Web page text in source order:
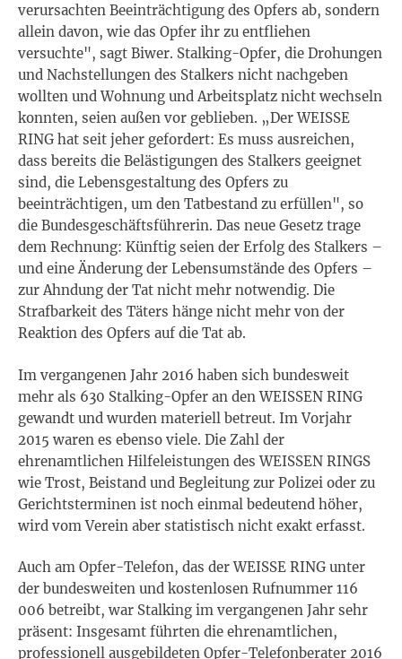
verursachten Beeinträchtigung des Opfers ab, sondern
allein davon, wie das Opfer ihr zu entfliehen
versuchte", sagt Biwer. Stalking-Opfer, die Drohungen
und Nachstellungen des Stalkers nicht nachgeben
wollten und Wohnung und Arbeitsplatz nicht wechseln
konnten, seien außen vor geblieben. „Der WEISSE
RING hat seit jeher gefordert: Es muss ausreichen,
dass bereits die Belästigungen des Stalkers geeignet
sind, die Lebensgestaltung des Opfers zu
beeinträchtigen, um den Tatbestand zu erfüllen", so
die Bundesgeschäftsführerin. Das neue Gesetz trage
dem Rechnung: Künftig seien der Erfolg des Stalkers –
und eine Änderung der Lebensumstände des Opfers –
zur Ahndung der Tat nicht mehr notwendig. Die
Strafbarkeit des Täters hänge nicht mehr von der
Reaktion des Opfers auf die Tat ab.
Im vergangenen Jahr 2016 haben sich bundesweit
mehr als 630 Stalking-Opfer an den WEISSEN RING
gewandt und wurden materiell betreut. Im Vorjahr
2015 waren es ebenso viele. Die Zahl der
ehrenamtlichen Hilfeleistungen des WEISSEN RINGS
wie Trost, Beistand und Begleitung zur Polizei oder zu
Gerichtsterminen ist noch einmal bedeutend höher,
wird vom Verein aber statistisch nicht exakt erfasst.
Auch am Opfer-Telefon, das der WEISSE RING unter
der bundesweiten und kostenlosen Rufnummer 116
006 betreibt, war Stalking im vergangenen Jahr sehr
präsent: Insgesamt führten die ehrenamtlichen,
professionell ausgebildeten Opfer-Telefonberater 2016